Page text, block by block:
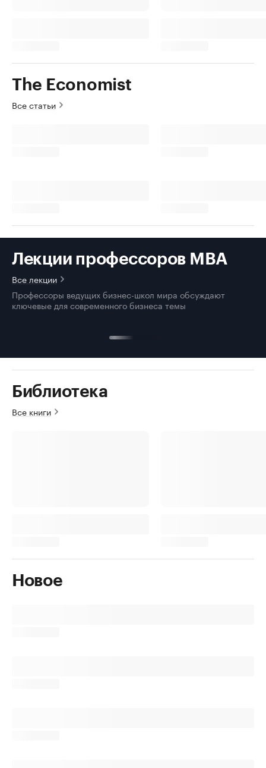
The Economist
Все статьи
Лекции профессоров MBA
Все лекции
Профессоры ведущих бизнес-школ мира обсуждают
ключевые для современного бизнеса темы
Библиотека
Все книги
Новое